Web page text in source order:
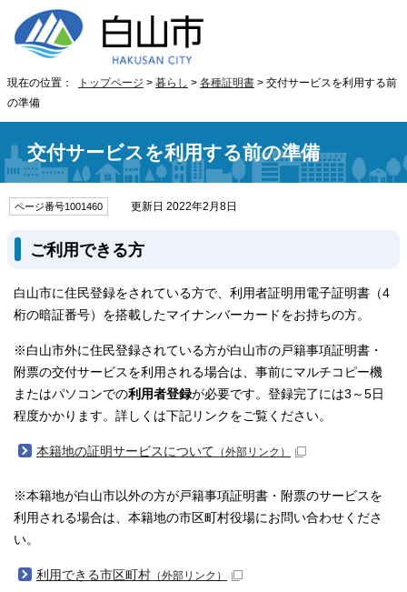
現在の位置： トップページ > 暮らし > 各種証明書 > 交付サービスを利用する前
の準備
交付サービスを利用する前の準備
ページ番号1001460 更新日 2022年2月8日
ご利用できる方
白山市に住民登録をされている方で、利用者証明用電子証明書（4
桁の暗証番号）を搭載したマイナンバーカードをお持ちの方。
※白山市外に住民登録されている方が白山市の戸籍事項証明書・
附票の交付サービスを利用される場合は、事前にマルチコピー機
またはパソコンでの利用者登録が必要です。登録完了には3～5日
程度かかります。詳しくは下記リンクをご覧ください。
本籍地の証明サービスについて （外部リンク）
※本籍地が白山市以外の方が戸籍事項証明書・附票のサービスを
利用される場合は、本籍地の市区町村役場にお問い合わせくださ
い。
利用できる市区町村 （外部リンク）